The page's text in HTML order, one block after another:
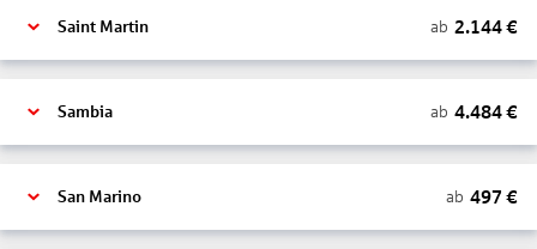
Saint Martin ab 2.144€
Sambia ab 4.484€
San Marino ab 497 €